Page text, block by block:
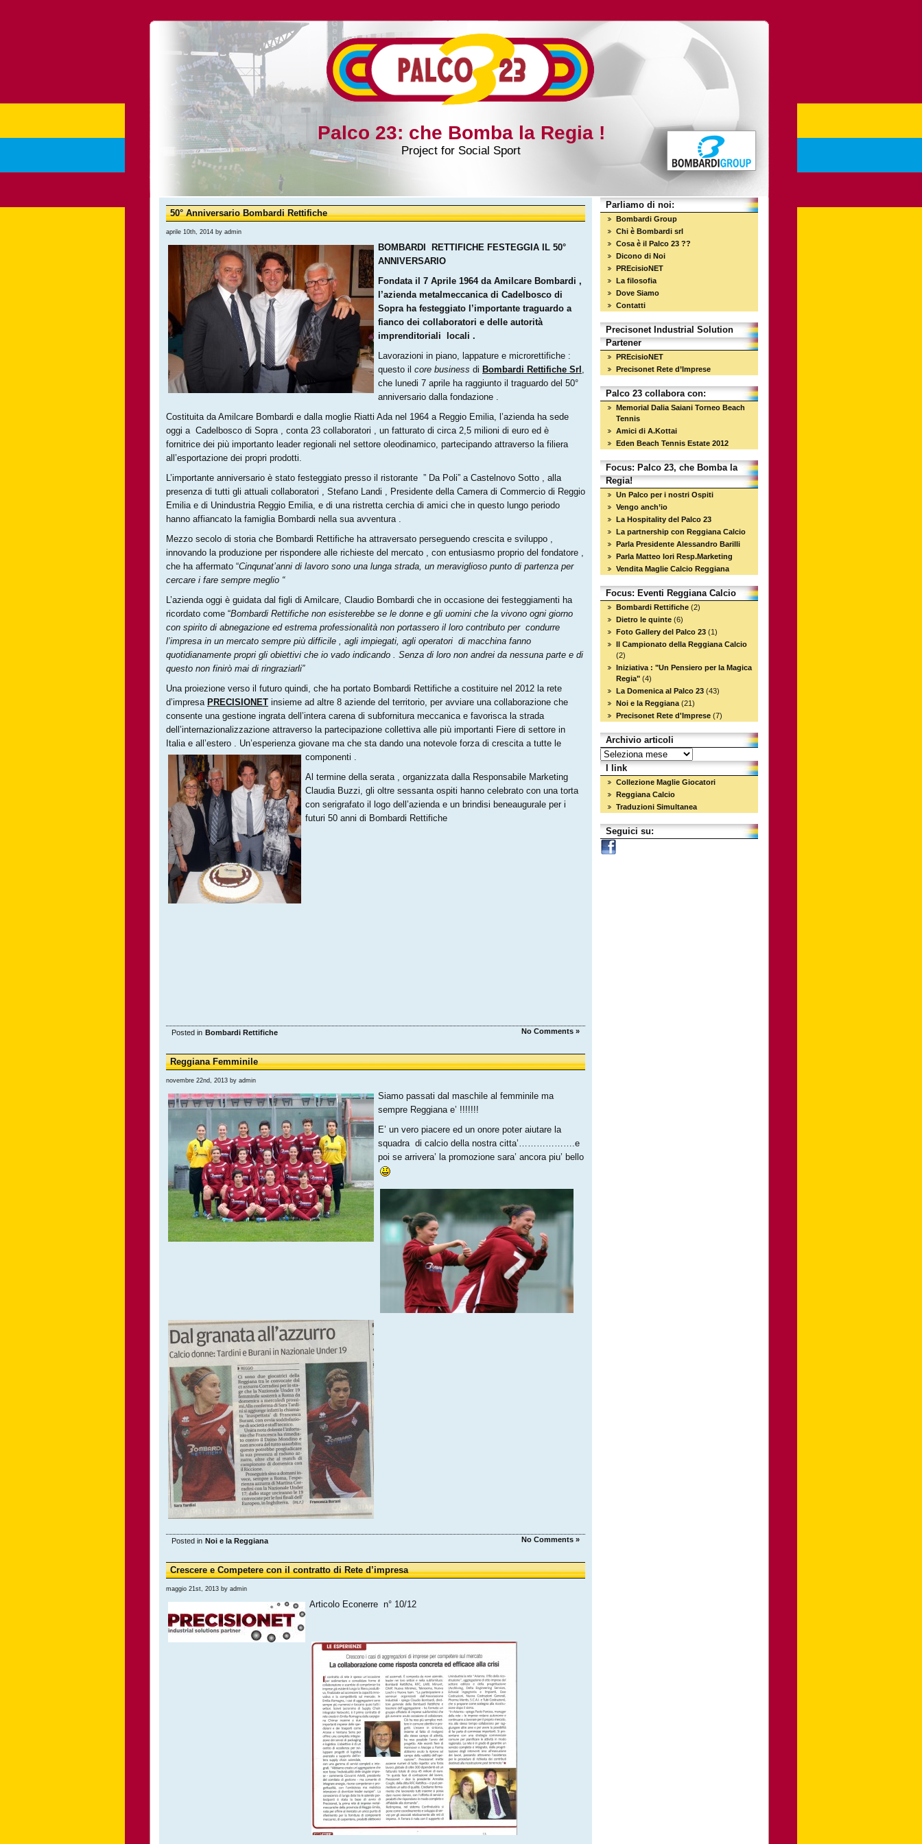
Palco 23: che Bomba la Regia !
Project for Social Sport
50° Anniversario Bombardi Rettifiche
aprile 10th, 2014 by admin
BOMBARDI RETTIFICHE FESTEGGIA IL 50°
ANNIVERSARIO
Fondata il 7 Aprile 1964 da Amilcare Bombardi ,
l’azienda metalmeccanica di Cadelbosco di
Sopra ha festeggiato l’importante traguardo a
fianco dei collaboratori e delle autorità
imprenditoriali locali .
Lavorazioni in piano, lappature e microrettifiche :
questo il core business di Bombardi Rettifiche Srl ,
che lunedi 7 aprile ha raggiunto il traguardo del 50°
anniversario dalla fondazione .
Costituita da Amilcare Bombardi e dalla moglie Riatti Ada nel 1964 a Reggio Emilia, l’azienda ha sede
oggi a Cadelbosco di Sopra , conta 23 collaboratori , un fatturato di circa 2,5 milioni di euro ed è
fornitrice dei più importanto leader regionali nel settore oleodinamico, partecipando attraverso la filiera
all’esportazione dei propri prodotti.
L’importante anniversario è stato festeggiato presso il ristorante ” Da Poli” a Castelnovo Sotto , alla
presenza di tutti gli attuali collaboratori , Stefano Landi , Presidente della Camera di Commercio di Reggio
Emilia e di Unindustria Reggio Emilia, e di una ristretta cerchia di amici che in questo lungo periodo
hanno affiancato la famiglia Bombardi nella sua avventura .
Mezzo secolo di storia che Bombardi Rettifiche ha attraversato perseguendo crescita e sviluppo ,
innovando la produzione per rispondere alle richieste del mercato , con entusiasmo proprio del fondatore ,
che ha affermato “Cinqunat’anni di lavoro sono una lunga strada, un meraviglioso punto di partenza per
cercare i fare sempre meglio “
L’azienda oggi è guidata dal figli di Amilcare, Claudio Bombardi che in occasione dei festeggiamenti ha
ricordato come “Bombardi Rettifiche non esisterebbe se le donne e gli uomini che la vivono ogni giorno
con spirito di abnegazione ed estrema professionalità non portassero il loro contributo per condurre
l’impresa in un mercato sempre più difficile , agli impiegati, agli operatori di macchina fanno
quotidianamente propri gli obiettivi che io vado indicando . Senza di loro non andrei da nessuna parte e di
questo non finirò mai di ringraziarli”
Una proiezione verso il futuro quindi, che ha portato Bombardi Rettifiche a costituire nel 2012 la rete
d’impresa PRECISIONET insieme ad altre 8 aziende del territorio, per avviare una collaborazione che
consente una gestione ingrata dell’intera carena di subfornitura meccanica e favorisca la strada
dell’internazionalizzazione attraverso la partecipazione collettiva alle più importanti Fiere di settore in
Italia e all’estero . Un’esperienza giovane ma che sta dando una notevole forza di crescita a tutte le
componenti .
Al termine della serata , organizzata dalla Responsabile Marketing
Claudia Buzzi, gli oltre sessanta ospiti hanno celebrato con una torta
con serigrafato il logo dell’azienda e un brindisi beneaugurale per i
futuri 50 anni di Bombardi Rettifiche
No Comments »
Posted in Bombardi Rettifiche
Reggiana Femminile
novembre 22nd, 2013 by admin
Siamo passati dal maschile al femminile ma
sempre Reggiana e’ !!!!!!!
E’ un vero piacere ed un onore poter aiutare la
squadra di calcio della nostra citta’……………….e
poi se arrivera’ la promozione sara’ ancora piu’ bello
No Comments »
Posted in Noi e la Reggiana
Crescere e Competere con il contratto di Rete d’impresa
maggio 21st, 2013 by admin
Articolo Econerre n° 10/12
Parliamo di noi:
Bombardi Group
Chi è Bombardi srl
Cosa è il Palco 23 ??
Dicono di Noi
PREcisioNET
La filosofia
Dove Siamo
Contatti
Precisonet Industrial Solution
Partener
PREcisioNET
Precisonet Rete d’Imprese
Palco 23 collabora con:
Memorial Dalia Saiani Torneo Beach
Tennis
Amici di A.Kottai
Eden Beach Tennis Estate 2012
Focus: Palco 23, che Bomba la
Regia!
Un Palco per i nostri Ospiti
Vengo anch’io
La Hospitality del Palco 23
La partnership con Reggiana Calcio
Parla Presidente Alessandro Barilli
Parla Matteo Iori Resp.Marketing
Vendita Maglie Calcio Reggiana
Focus: Eventi Reggiana Calcio
Bombardi Rettifiche (2)
Dietro le quinte (6)
Foto Gallery del Palco 23 (1)
Il Campionato della Reggiana Calcio
(2)
Iniziativa : "Un Pensiero per la Magica
Regia" (4)
La Domenica al Palco 23 (43)
Noi e la Reggiana (21)
Precisonet Rete d'Imprese (7)
Archivio articoli
I link
Collezione Maglie Giocatori
Reggiana Calcio
Traduzioni Simultanea
Seguici su: